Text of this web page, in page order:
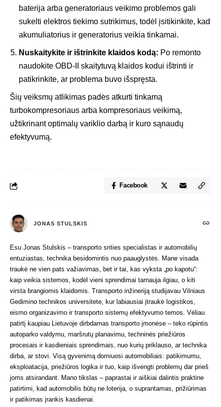
baterija arba generatoriaus veikimo problemos gali
sukelti elektros tiekimo sutrikimus, todėl įsitikinkite, kad
akumuliatorius ir generatorius veikia tinkamai.
Nuskaitykite ir ištrinkite klaidos kodą: Po remonto
naudokite OBD-II skaitytuvą klaidos kodui ištrinti ir
patikrinkite, ar problema buvo išspręsta.
Šių veiksmų atlikimas padės atkurti tinkamą
turbokompresoriaus arba kompresoriaus veikimą,
užtikrinant optimalų variklio darbą ir kuro sąnaudų
efektyvumą.
Facebook
JONAS STULSKIS
Esu Jonas Stulskis – transporto srities specialistas ir automobilių
entuziastas, technika besidomintis nuo paauglystės. Mane visada
traukė ne vien pats važiavimas, bet ir tai, kas vyksta „po kapotu“:
kaip veikia sistemos, kodėl vieni sprendimai tarnauja ilgiau, o kiti
virsta brangiomis klaidomis. Transporto inžineriją studijavau Vilniaus
Gedimino technikos universitete, kur labiausiai įtraukė logistikos,
eismo organizavimo ir transporto sistemų efektyvumo temos. Vėliau
patirtį kaupiau Lietuvoje dirbdamas transporto įmonėse – teko rūpintis
autoparko valdymu, maršrutų planavimu, techninės priežiūros
procesais ir kasdieniais sprendimais, nuo kurių priklauso, ar technika
dirba, ar stovi. Visą gyvenimą domiuosi automobiliais: patikimumu,
eksploatacija, priežiūros logika ir tuo, kaip išvengti problemų dar prieš
joms atsirandant. Mano tikslas – paprastai ir aiškiai dalintis praktine
patirtimi, kad automobilis būtų ne loterija, o suprantamas, prižiūrimas
ir patikimas įrankis kasdienai.